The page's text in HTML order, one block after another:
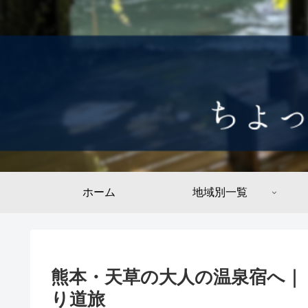
ホーム 地域別一覧
熊本・天草の大人の温泉宿へ
り道旅